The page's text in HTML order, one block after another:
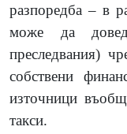
разпоредба – в
може да
преследвания)
собствени
източници
такси.